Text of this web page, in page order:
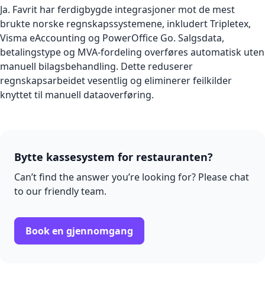
Ja. Favrit har ferdigbygde integrasjoner mot de mest
brukte norske regnskapssystemene, inkludert Tripletex,
Visma eAccounting og PowerOffice Go. Salgsdata,
betalingstype og MVA-fordeling overføres automatisk uten
manuell bilagsbehandling. Dette reduserer
regnskapsarbeidet vesentlig og eliminerer feilkilder
knyttet til manuell dataoverføring.
Bytte kassesystem for restauranten?
Can’t find the answer you’re looking for? Please chat
to our friendly team.
Book en gjennomgang